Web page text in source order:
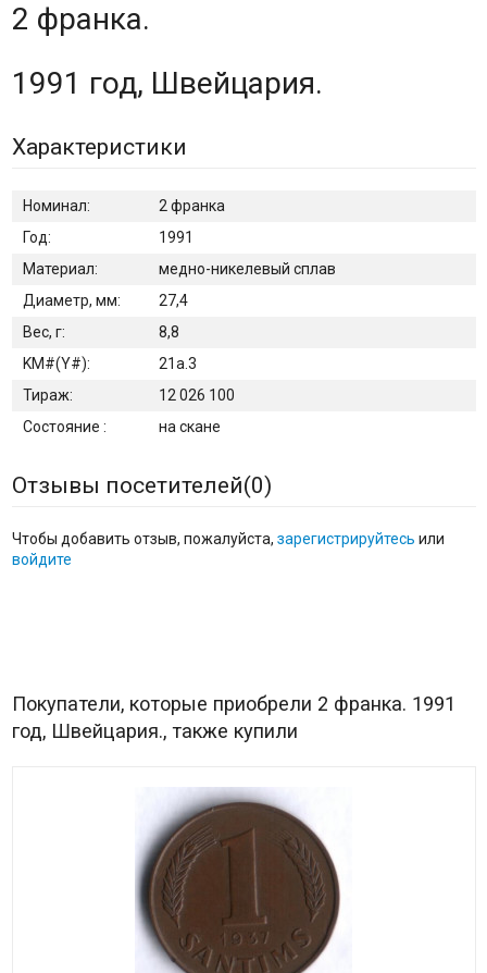
2 франка.
1991 год, Швейцария.
Характеристики
Номинал:
2 франка
Год:
1991
Материал:
медно-никелевый сплав
Диаметр, мм:
27,4
Вес, г:
8,8
KM#(Y#):
21а.3
Тираж:
12 026 100
Состояние :
на скане
Отзывы посетителей(0)
Чтобы добавить отзыв, пожалуйста, зарегистрируйтесь или
войдите
Покупатели, которые приобрели 2 франка. 1991
год, Швейцария., также купили